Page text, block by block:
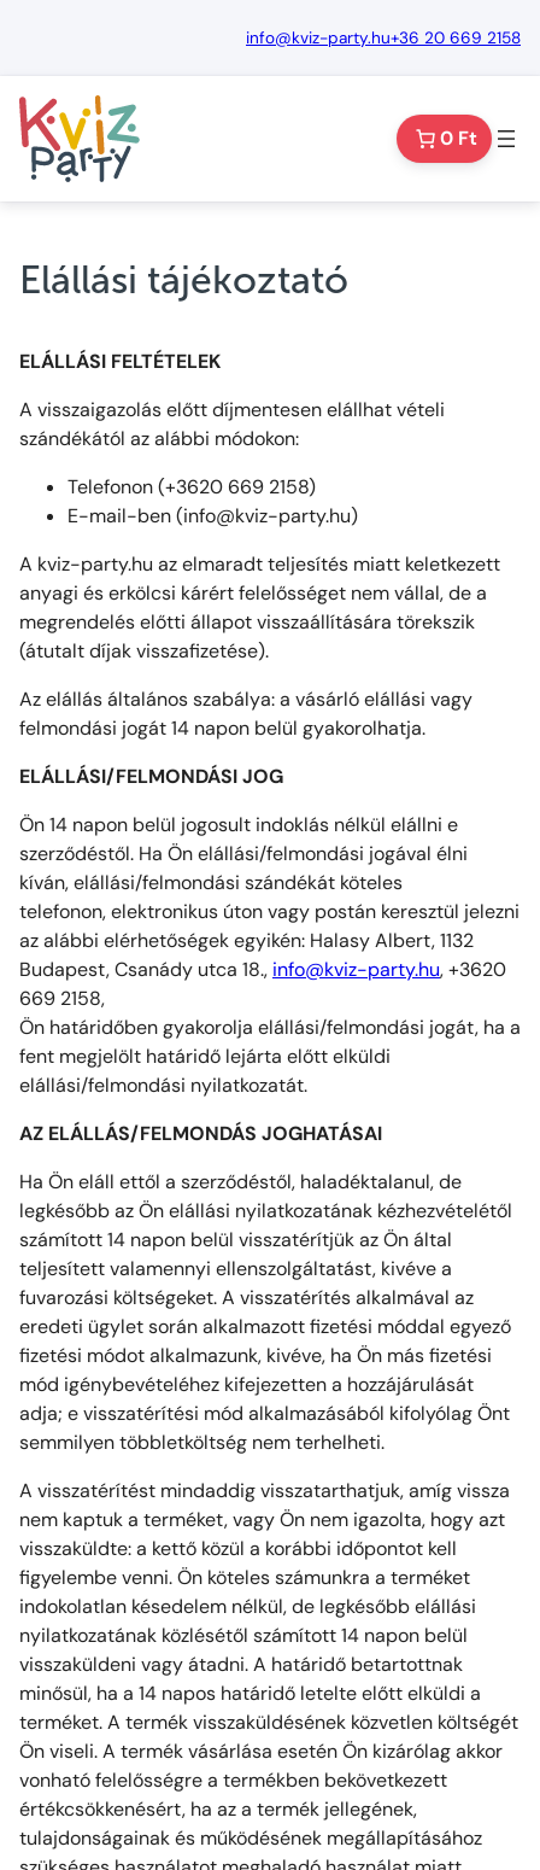
info@kviz-party.hu+36 20 669 2158
0 Ft
Elállási tájékoztató
ELÁLLÁSI FELTÉTELEK
A visszaigazolás előtt díjmentesen elállhat vételi
szándékától az alábbi módokon:
Telefonon (+3620 669 2158)
E-mail-ben (info@kviz-party.hu)
A kviz-party.hu az elmaradt teljesítés miatt keletkezett
anyagi és erkölcsi kárért felelősséget nem vállal, de a
megrendelés előtti állapot visszaállítására törekszik
(átutalt díjak visszafizetése).
Az elállás általános szabálya: a vásárló elállási vagy
felmondási jogát 14 napon belül gyakorolhatja.
ELÁLLÁSI/FELMONDÁSI JOG
Ön 14 napon belül jogosult indoklás nélkül elállni e
szerződéstől. Ha Ön elállási/felmondási jogával élni
kíván, elállási/felmondási szándékát köteles
telefonon, elektronikus úton vagy postán keresztül jelezni
az alábbi elérhetőségek egyikén: Halasy Albert, 1132
Budapest, Csanády utca 18., info@kviz-party.hu, +3620
669 2158,
Ön határidőben gyakorolja elállási/felmondási jogát, ha a
fent megjelölt határidő lejárta előtt elküldi
elállási/felmondási nyilatkozatát.
AZ ELÁLLÁS/FELMONDÁS JOGHATÁSAI
Ha Ön eláll ettől a szerződéstől, haladéktalanul, de
legkésőbb az Ön elállási nyilatkozatának kézhezvételétől
számított 14 napon belül visszatérítjük az Ön által
teljesített valamennyi ellenszolgáltatást, kivéve a
fuvarozási költségeket. A visszatérítés alkalmával az
eredeti ügylet során alkalmazott fizetési móddal egyező
fizetési módot alkalmazunk, kivéve, ha Ön más fizetési
mód igénybevételéhez kifejezetten a hozzájárulását
adja; e visszatérítési mód alkalmazásából kifolyólag Önt
semmilyen többletköltség nem terhelheti.
A visszatérítést mindaddig visszatarthatjuk, amíg vissza
nem kaptuk a terméket, vagy Ön nem igazolta, hogy azt
visszaküldte: a kettő közül a korábbi időpontot kell
figyelembe venni. Ön köteles számunkra a terméket
indokolatlan késedelem nélkül, de legkésőbb elállási
nyilatkozatának közlésétől számított 14 napon belül
visszaküldeni vagy átadni. A határidő betartottnak
minősül, ha a 14 napos határidő letelte előtt elküldi a
terméket. A termék visszaküldésének közvetlen költségét
Ön viseli. A termék vásárlása esetén Ön kizárólag akkor
vonható felelősségre a termékben bekövetkezett
értékcsökkenésért, ha az a termék jellegének,
tulajdonságainak és működésének megállapításához